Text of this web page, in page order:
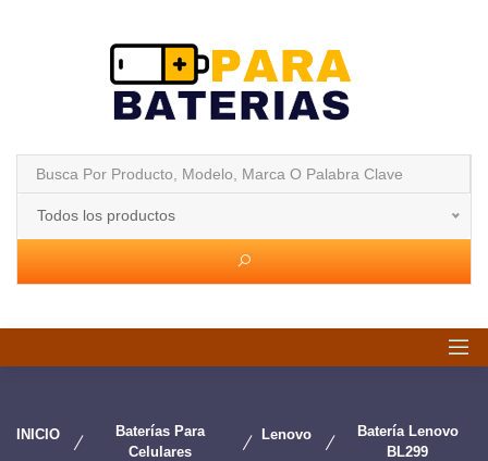
Todos los productos
INICIO
Baterías Para
Celulares
Lenovo
Batería Lenovo
BL299